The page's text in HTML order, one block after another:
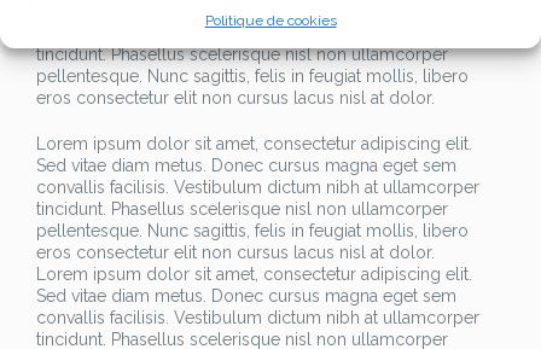
Politique de cookies
convallis facilisis. Vestibulum dictum nibh at ullamcorper
tincidunt. Phasellus scelerisque nisl non ullamcorper
pellentesque. Nunc sagittis, felis in feugiat mollis, libero
eros consectetur elit non cursus lacus nisl at dolor.
Lorem ipsum dolor sit amet, consectetur adipiscing elit.
Sed vitae diam metus. Donec cursus magna eget sem
convallis facilisis. Vestibulum dictum nibh at ullamcorper
tincidunt. Phasellus scelerisque nisl non ullamcorper
pellentesque. Nunc sagittis, felis in feugiat mollis, libero
eros consectetur elit non cursus lacus nisl at dolor.
Lorem ipsum dolor sit amet, consectetur adipiscing elit.
Sed vitae diam metus. Donec cursus magna eget sem
convallis facilisis. Vestibulum dictum nibh at ullamcorper
tincidunt. Phasellus scelerisque nisl non ullamcorper